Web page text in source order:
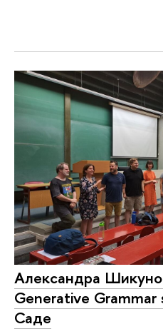
Александра
Generative
Саде